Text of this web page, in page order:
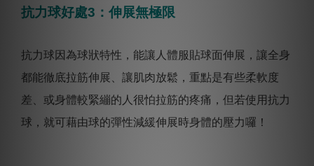
抗力球好處3：伸展無極限
抗力球因為球狀特性，能讓人體服貼球面伸展，讓全身
都能徹底拉筋伸展、讓肌肉放鬆，重點是有些柔軟度
差、或身體較緊繃的人很怕拉筋的疼痛，但若使用抗力
球，就可藉由球的彈性減緩伸展時身體的壓力囉！